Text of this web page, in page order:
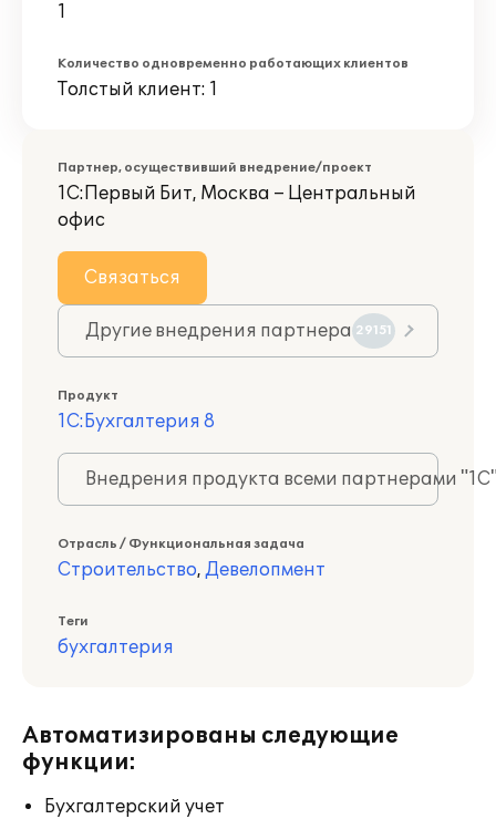
1
Количество одновременно работающих клиентов
Толстый клиент: 1
Партнер, осуществивший внедрение/проект
1С:Первый Бит, Москва – Центральный
офис
Связаться
Другие внедрения партнера 29151
Продукт
1С:Бухгалтерия 8
Внедрения продукта всеми партнерами
Отрасль / Функциональная задача
Строительство, Девелопмент
Теги
бухгалтерия
Автоматизированы следующие
функции:
Бухгалтерский учет